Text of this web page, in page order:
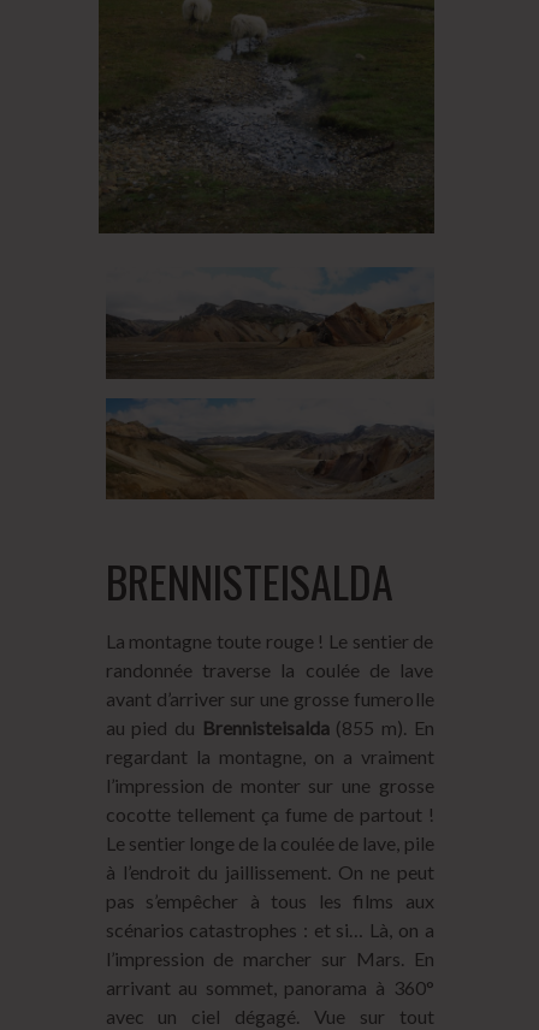
BRENNISTEISALDA
La montagne toute rouge ! Le sentier de
randonnée traverse la coulée de lave
avant d’arriver sur une grosse fumerolle
au pied du Brennisteisalda(855 m). En
regardant la montagne, on a vraiment
l’impression de monter sur une grosse
cocotte tellement ça fume de partout !
Le sentier longe de la coulée de lave, pile
à l’endroit du jaillissement. On ne peut
pas s’empêcher à tous les films aux
scénarios catastrophes : et si… Là, on a
l’impression de marcher sur Mars. En
arrivant au sommet, panorama à 360°
avec un ciel dégagé. Vue sur tout